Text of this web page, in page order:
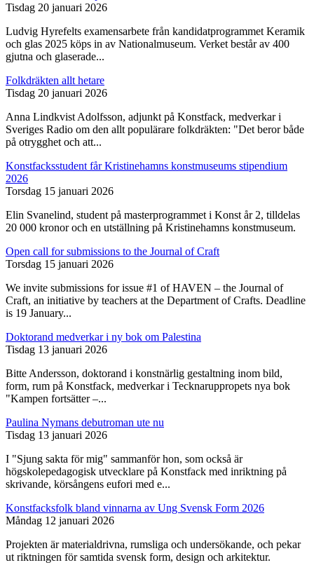
Tisdag 20 januari 2026
Ludvig Hyrefelts examensarbete från kandidatprogrammet Keramik
och glas 2025 köps in av Nationalmuseum. Verket består av 400
gjutna och glaserade...
Folkdräkten allt hetare
Tisdag 20 januari 2026
Anna Lindkvist Adolfsson, adjunkt på Konstfack, medverkar i
Sveriges Radio om den allt populärare folkdräkten: "Det beror både
på otrygghet och att...
Konstfacksstudent får Kristinehamns konstmuseums stipendium
2026
Torsdag 15 januari 2026
Elin Svanelind, student på masterprogrammet i Konst år 2, tilldelas
20 000 kronor och en utställning på Kristinehamns konstmuseum.
Open call for submissions to the Journal of Craft
Torsdag 15 januari 2026
We invite submissions for issue #1 of HAVEN – the Journal of
Craft, an initiative by teachers at the Department of Crafts. Deadline
is 19 January...
Doktorand medverkar i ny bok om Palestina
Tisdag 13 januari 2026
Bitte Andersson, doktorand i konstnärlig gestaltning inom bild,
form, rum på Konstfack, medverkar i Tecknaruppropets nya bok
"Kampen fortsätter –...
Paulina Nymans debutroman ute nu
Tisdag 13 januari 2026
I "Sjung sakta för mig" sammanför hon, som också är
högskolepedagogisk utvecklare på Konstfack med inriktning på
skrivande, körsångens eufori med e...
Konstfacksfolk bland vinnarna av Ung Svensk Form 2026
Måndag 12 januari 2026
Projekten är materialdrivna, rumsliga och undersökande, och pekar
ut riktningen för samtida svensk form, design och arkitektur.